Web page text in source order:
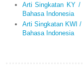
Arti Singkatan KY /
Bahasa Indonesia
Arti Singkatan KWI
Bahasa Indonesia